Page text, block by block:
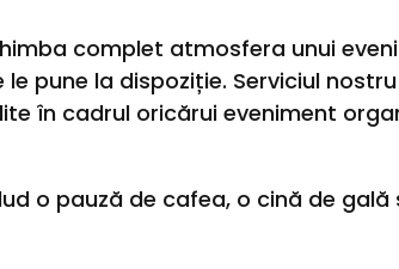
complet atmosfera unui
pune la dispoziție. Serviciul
în cadrul oricărui eveniment
o pauză de cafea, o cină de